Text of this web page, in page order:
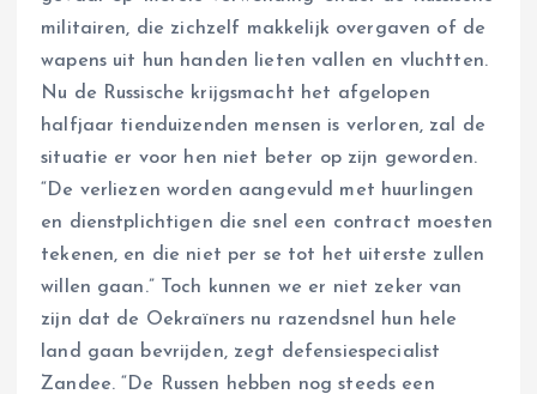
militairen, die zichzelf makkelijk overgaven of de
wapens uit hun handen lieten vallen en vluchtten.
Nu de Russische krijgsmacht het afgelopen
halfjaar tienduizenden mensen is verloren, zal de
situatie er voor hen niet beter op zijn geworden.
“De verliezen worden aangevuld met huurlingen
en dienstplichtigen die snel een contract moesten
tekenen, en die niet per se tot het uiterste zullen
willen gaan.” Toch kunnen we er niet zeker van
zijn dat de Oekraïners nu razendsnel hun hele
land gaan bevrijden, zegt defensiespecialist
Zandee. “De Russen hebben nog steeds een